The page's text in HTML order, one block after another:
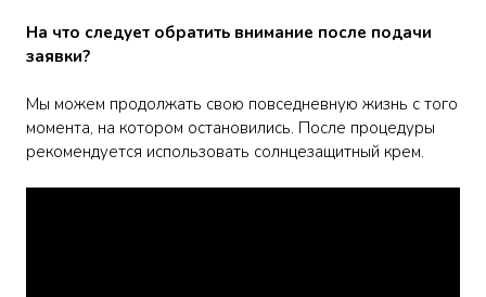
На что следует обратить внимание после подачи
заявки?
Мы можем продолжать свою повседневную жизнь с того
момента, на котором остановились. После процедуры
рекомендуется использовать солнцезащитный крем.